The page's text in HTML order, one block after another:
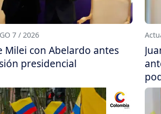
7 / 2026
Milei con Abelardo antes
presidencial